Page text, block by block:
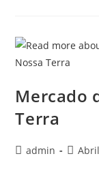
Mercado
Terra
admin